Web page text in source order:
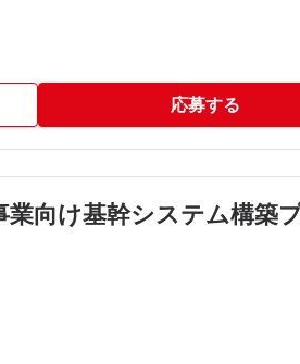
応募する
業向け基幹システム構築